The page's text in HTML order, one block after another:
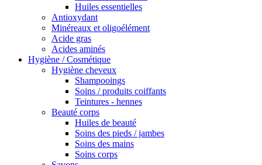
Huiles essentielles
Antioxydant
Minéreaux et oligoélément
Acide gras
Acides aminés
Hygiène / Cosmétique
Hygiène cheveux
Shampooings
Soins / produits coiffants
Teintures - hennes
Beauté corps
Huiles de beauté
Soins des pieds / jambes
Soins des mains
Soins corps